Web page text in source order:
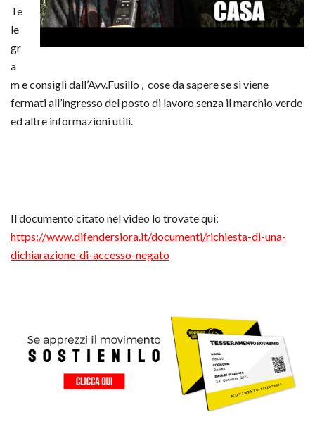
Te
le
gr
a
m e consigli dall’Avv.Fusillo , cose da sapere se si viene
fermati all’ingresso del posto di lavoro senza il marchio verde
ed altre informazioni utili.
Il documento citato nel video lo trovate qui:
https://www.difendersiora.it/documenti/richiesta-di-una-
dichiarazione-di-accesso-negato